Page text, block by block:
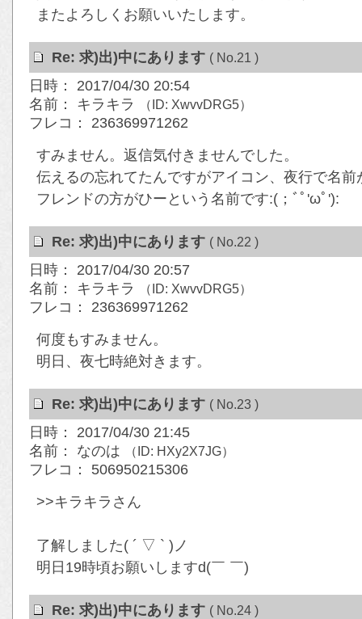
またよろしくお願いいたします。
Re: 求)出)中にあります ( No.21 )
日時： 2017/04/30 20:54
名前： キラキラ
（ID: XwvvDRG5）
フレコ： 236369971262
すみません。返信気付きませんでした。
伝えるの忘れてたんですがアイコン、夜行で名前
フレンドの方がひーという名前です:(；ﾞﾟ'ωﾟ'):
Re: 求)出)中にあります ( No.22 )
日時： 2017/04/30 20:57
名前： キラキラ
（ID: XwvvDRG5）
フレコ： 236369971262
何度もすみません。
明日、夜七時絶対きます。
Re: 求)出)中にあります ( No.23 )
日時： 2017/04/30 21:45
名前： なのは
（ID: HXy2X7JG）
フレコ： 506950215306
>>キラキラさん
了解しました( ´ ▽ ` )ノ
明日19時頃お願いしますd(￣ ￣)
Re: 求)出)中にあります ( No.24 )